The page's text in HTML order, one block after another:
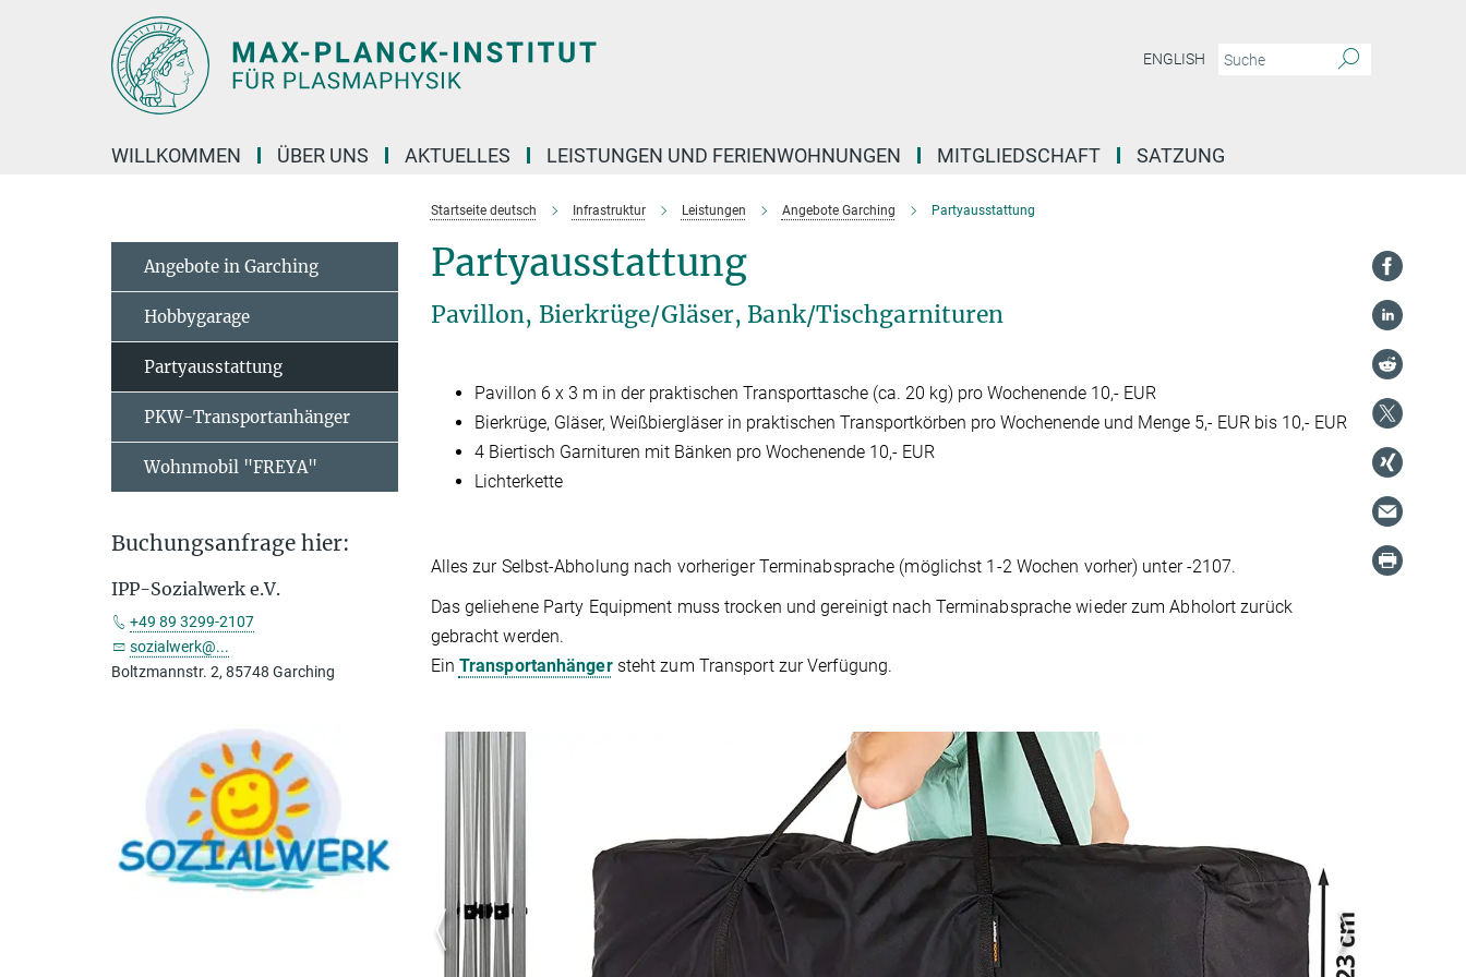
ENGLISH
WILLKOMMEN ÜBER UNS AKTUELLES LEISTUNGEN UND FERIENWOHNUNGEN MITGLIEDSCHAFT SATZUNG
Startseite deutsch Infrastruktur Leistungen Angebote Garching Partyausstattung
Partyausstattung
Pavillon, Bierkrüge/Gläser, Bank/Tischgarnituren
Pavillon 6 x 3 m in der praktischen Transporttasche (ca. 20 kg) pro Wochenende 10,- EUR
Bierkrüge, Gläser, Weißbiergläser in praktischen Transportkörben pro Wochenende und Menge 5,- EUR bis 10,- EUR
4 Biertisch Garnituren mit Bänken pro Wochenende 10,- EUR
Lichterkette
Alles zur Selbst-Abholung nach vorheriger Terminabsprache (möglichst 1-2 Wochen vorher) unter -2107.
Das geliehene Party Equipment muss trocken und gereinigt nach Terminabsprache wieder zum Abholort zurück
gebracht werden.
Ein Transportanhängersteht zum Transport zur Verfügung.
Angebote in Garching
Hobbygarage
Partyausstattung
PKW-Transportanhänger
Wohnmobil "FREYA"
Buchungsanfrage hier:
IPP-Sozialwerk e.V.
+49 89 3299-2107
sozialwerk@...
Boltzmannstr. 2, 85748 Garching